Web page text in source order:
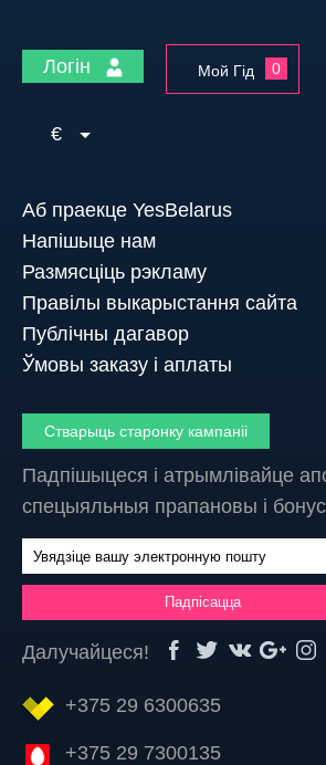
Логін Мой Гід 0
€
Аб праекце YesBelarus
Напішыце нам
Размясціць рэкламу
Правілы выкарыстання сайта
Публічны дагавор
Ўмовы заказу і аплаты
Стварыць старонку кампаніі
Падпішыцеся і атрымлівайце
спецыяльныя прапановы і
Далучайцеся!
+375 29 6300635
+375 29 7300135